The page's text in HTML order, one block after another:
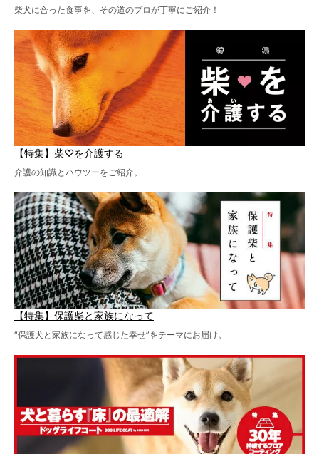
柴犬に合った食事を、その道のプロが丁寧にご紹介！
【特集】柴♡を介護する
介護の知識とハウツーをご紹介。
【特集】保護柴と家族になって
“保護犬と家族になって感じた幸せ”をテーマにお届け。